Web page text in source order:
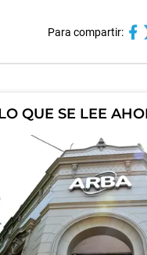
Para compartir:
QUE SE LEE